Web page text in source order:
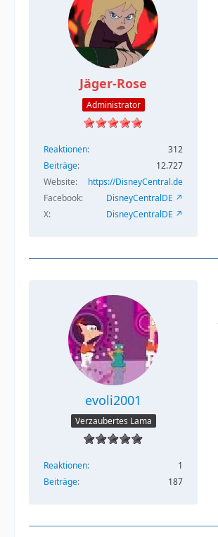
Jäger-Rose
Administrator
Reaktionen
312
Beiträge
12.727
Website
https://DisneyCentral.de
Facebook
DisneyCentralDE
X
DisneyCentralDE
evoli2001
Verzaubertes Lama
Reaktionen
1
Beiträge
187